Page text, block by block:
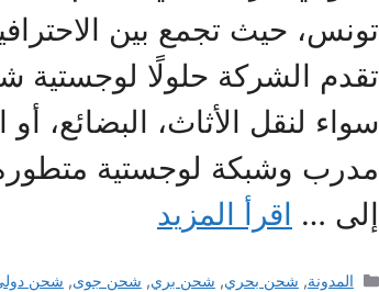
تونس، حيث تجمع بين
تقدم الشركة حلولًا لوجستية
سواء لنقل الأثاث، البضائع،
مدرب وشبكة لوجستية
إلى … اقرأ المزيد
التصنيفات
المدونة, شحن بحري, شحن بري, شحن جوى, شحن